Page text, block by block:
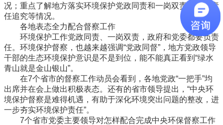
况；重点了解地方落实环境保护党政同责和一岗双责、严格责
任追究等情况。
各地表态全力配合督察工作
环境保护工作党政同责、一岗双责，政府和党委都要负责
任。环境保护督察，也越来越强调“党政同督”，地方党政领导
干部的生态环境保护意识是不是到位，能不能真正看到“绿水
青山就是金山银山”。
在7个省市的督察工作动员会看到，各地党政“一把手”均
出席并在会上做出积极表态。还有的省市领导提出，“中央环
境保护督察是难得机遇，有助于深化环境突出问题的整改，进
一步夯实环境保护责任”。
7个省市党委主要领导对怎样配合完成中央环保督察工作